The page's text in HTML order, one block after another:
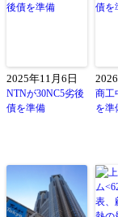
2025年11月6日
NTNが30NC5劣後
債を準備
商工
を準